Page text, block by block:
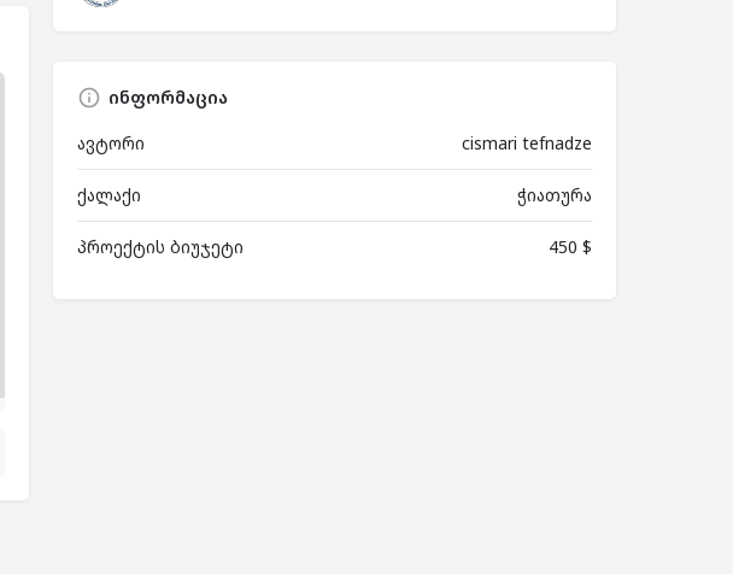
ინფორმაცია
ავტორი
cismari tefnadze
ქალაქი ჭიათურა
პროექტის ბიუჯეტი 450 $